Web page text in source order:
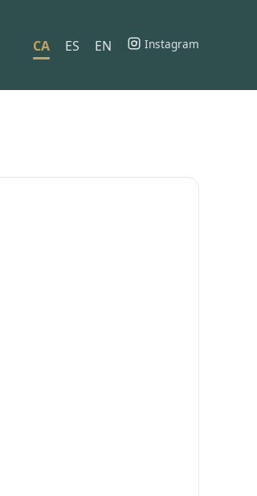
CA ES EN Instagram